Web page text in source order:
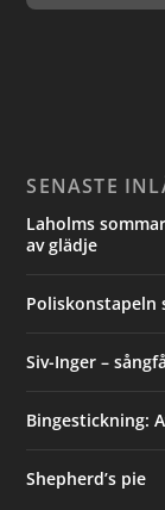
SENASTE
Laholms
av glädje
Poliskonstapeln
Siv-Inger –
Bingestickning:
Shepherd’s pie